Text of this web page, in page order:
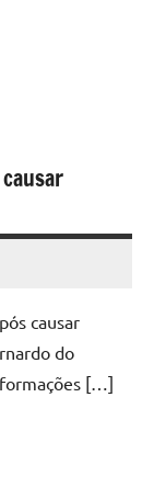
causar
do
[…]